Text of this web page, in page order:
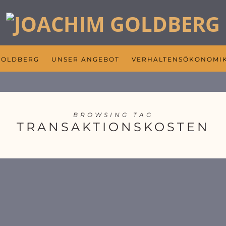
UNSER ANGEBOT VERHALTENSÖKONOMIK
BROWSING TAG
TRANSAKTIONSKOSTEN